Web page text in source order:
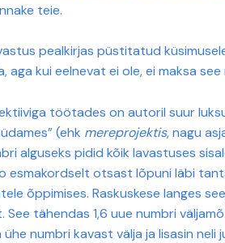
teie.
pealkirjas püstitatud
aga kui eelnevat ei ole, ei maksa see
töötades on autoril suur
(ehk mereprojektis, nagu
alguseks pidid kõik lavastuses
esmakordselt otsast lõpuni läbi
õppimises. Raskuskese langes
See tähendas 1,6 uue numbri
ühe numbri kavast välja ja lisasin